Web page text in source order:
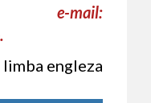
mail:
engleza